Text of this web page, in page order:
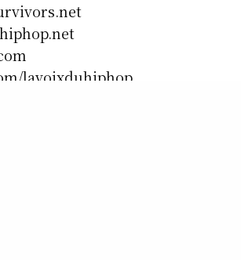
lavoixduhiphop